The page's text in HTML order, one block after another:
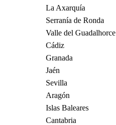
La Axarquía
Serranía de Ronda
Valle del Guadalhorce
Cádiz
Granada
Jaén
Sevilla
Aragón
Islas Baleares
Cantabria